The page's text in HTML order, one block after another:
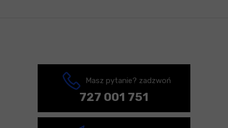
Masz pytanie? zadzwoń
727 001 751